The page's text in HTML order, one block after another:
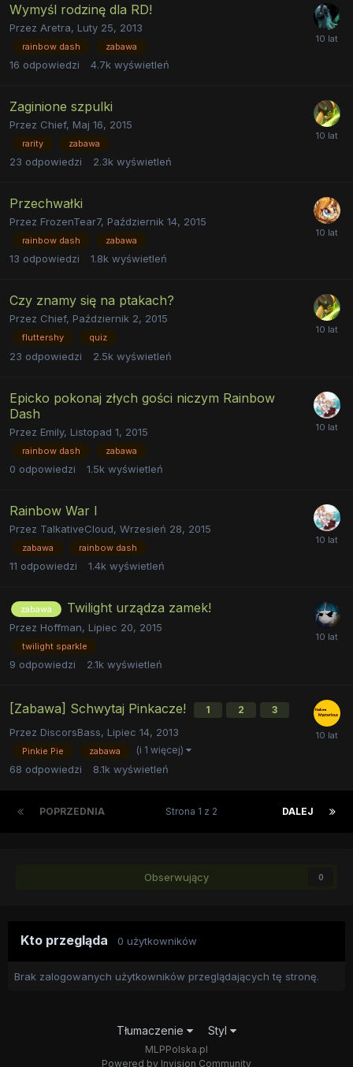
Wymyśl rodzinę dla RD!
Przez Aretra, Luty 25, 2013
rainbow dash zabawa
16 odpowiedzi 4.7k wyświetleń
Zaginione szpulki
Przez Chief, Maj 16, 2015
rarity zabawa
23 odpowiedzi 2.3k wyświetleń
Przechwałki
Przez FrozenTear7, Październik 14, 2015
rainbow dash zabawa
13 odpowiedzi 1.8k wyświetleń
Czy znamy się na ptakach?
Przez Chief, Październik 2, 2015
fluttershy quiz
23 odpowiedzi 2.5k wyświetleń
Epicko pokonaj złych gości niczym Rainbow
Dash
Przez Emily, Listopad 1, 2015
rainbow dash zabawa
0 odpowiedzi 1.5k wyświetleń
Rainbow War I
Przez TalkativeCloud, Wrzesień 28, 2015
zabawa rainbow dash
11 odpowiedzi 1.4k wyświetleń
zabawa Twilight urządza zamek!
Przez Hoffman, Lipiec 20, 2015
twilight sparkle
9 odpowiedzi 2.1k wyświetleń
[Zabawa] Schwytaj Pinkacze! 1 2 3
Przez DiscorsBass, Lipiec 14, 2013
Pinkie Pie zabawa (i 1 więcej)
68 odpowiedzi 8.1k wyświetleń
POPRZEDNIA DALEJ
Strona 1 z 2
Obserwujący 0
Kto przegląda 0 użytkowników
Brak zalogowanych użytkowników przeglądających tę stronę.
Tłumaczenie Styl
MLPPolska.pl
Powered by Invision Community